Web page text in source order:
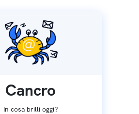
Cancro
In cosa brilli oggi?